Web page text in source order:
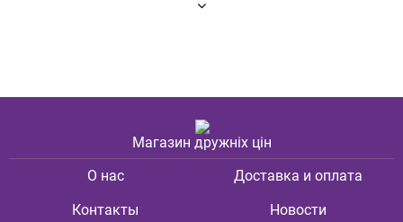
Магазин дружніх цін
О нас
Доставка и оплата
Контакты
Новости